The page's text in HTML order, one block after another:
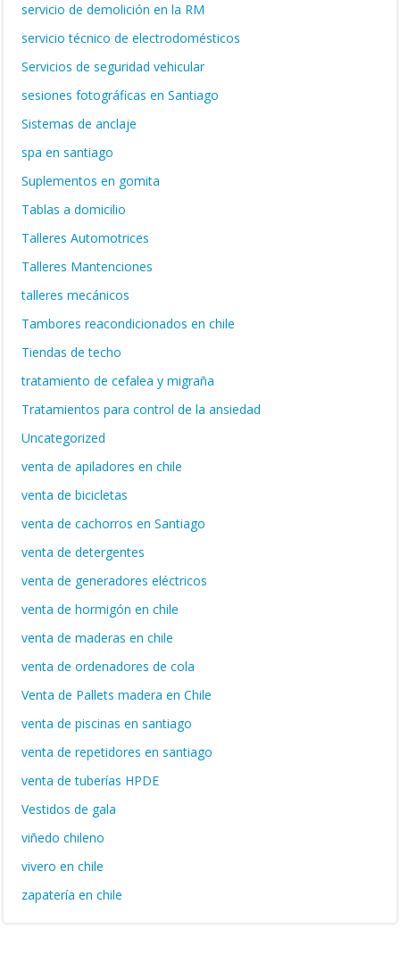
servicio de demolición en la RM
servicio técnico de electrodomésticos
Servicios de seguridad vehicular
sesiones fotográficas en Santiago
Sistemas de anclaje
spa en santiago
Suplementos en gomita
Tablas a domicilio
Talleres Automotrices
Talleres Mantenciones
talleres mecánicos
Tambores reacondicionados en chile
Tiendas de techo
tratamiento de cefalea y migraña
Tratamientos para control de la ansiedad
Uncategorized
venta de apiladores en chile
venta de bicicletas
venta de cachorros en Santiago
venta de detergentes
venta de generadores eléctricos
venta de hormigón en chile
venta de maderas en chile
venta de ordenadores de cola
Venta de Pallets madera en Chile
venta de piscinas en santiago
venta de repetidores en santiago
venta de tuberías HPDE
Vestidos de gala
viñedo chileno
vivero en chile
zapatería en chile